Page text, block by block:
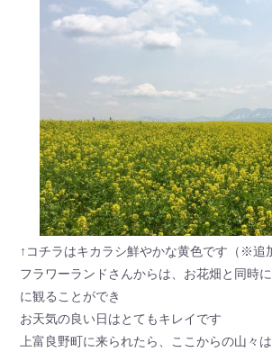
↑コチラはキカラシ鮮やかな黄色です（※追
フラワーランドさんからは、お花畑と同時
に観ることができ
お天気の良い日はとてもキレイです
上富良野町に来られたら、ここからの山々